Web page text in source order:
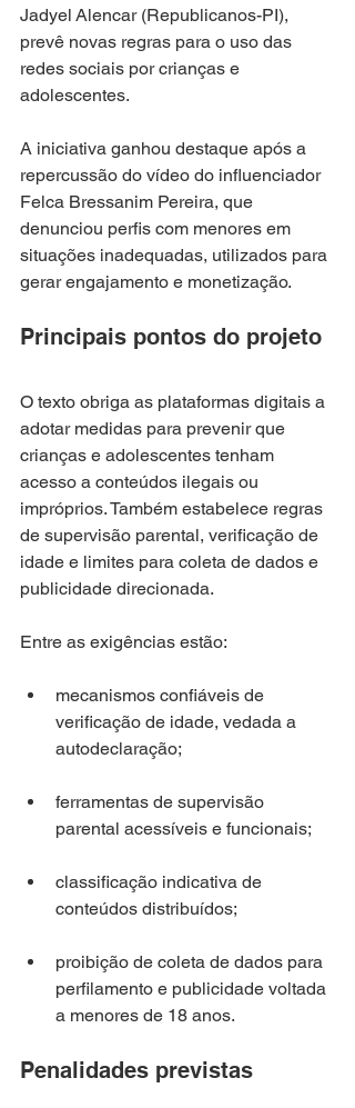
Jadyel Alencar (Republicanos-PI),
prevê novas regras para o uso das
redes sociais por crianças e
adolescentes.
A iniciativa ganhou destaque após a
repercussão do vídeo do influenciador
Felca Bressanim Pereira, que
denunciou perfis com menores em
situações inadequadas, utilizados para
gerar engajamento e monetização.
Principais pontos do projeto
O texto obriga as plataformas digitais a
adotar medidas para prevenir que
crianças e adolescentes tenham
acesso a conteúdos ilegais ou
impróprios. Também estabelece regras
de supervisão parental, verificação de
idade e limites para coleta de dados e
publicidade direcionada.
Entre as exigências estão:
mecanismos confiáveis de
verificação de idade, vedada a
autodeclaração;
ferramentas de supervisão
parental acessíveis e funcionais;
classificação indicativa de
conteúdos distribuídos;
proibição de coleta de dados para
perfilamento e publicidade voltada
a menores de 18 anos.
Penalidades previstas